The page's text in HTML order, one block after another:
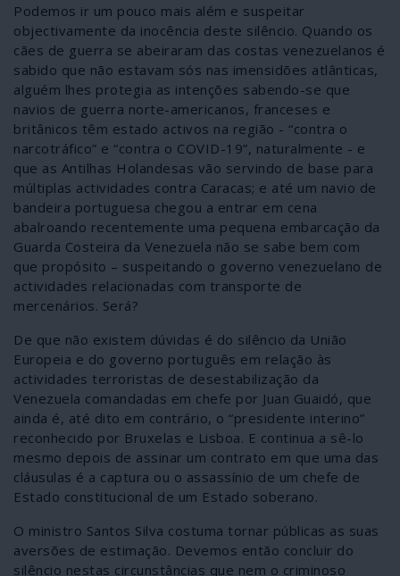
Podemos ir um pouco mais além e suspeitar
objectivamente da inocência deste silêncio. Quando os
cães de guerra se abeiraram das costas venezuelanos é
sabido que não estavam sós nas imensidões atlânticas,
alguém lhes protegia as intenções sabendo-se que
navios de guerra norte-americanos, franceses e
britânicos têm estado activos na região - “contra o
narcotráfico” e “contra o COVID-19”, naturalmente - e
que as Antilhas Holandesas vão servindo de base para
múltiplas actividades contra Caracas; e até um navio de
bandeira portuguesa chegou a entrar em cena
abalroando recentemente uma pequena embarcação da
Guarda Costeira da Venezuela não se sabe bem com
que propósito – suspeitando o governo venezuelano de
actividades relacionadas com transporte de
mercenários. Será?
De que não existem dúvidas é do silêncio da União
Europeia e do governo português em relação às
actividades terroristas de desestabilização da
Venezuela comandadas em chefe por Juan Guaidó, que
ainda é, até dito em contrário, o “presidente interino”
reconhecido por Bruxelas e Lisboa. E continua a sê-lo
mesmo depois de assinar um contrato em que uma das
cláusulas é a captura ou o assassínio de um chefe de
Estado constitucional de um Estado soberano.
O ministro Santos Silva costuma tornar públicas as suas
aversões de estimação. Devemos então concluir do
silêncio nestas circunstâncias que nem o criminoso